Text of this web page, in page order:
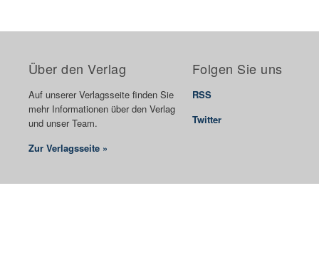
Über den Verlag
Auf unserer Verlagsseite finden Sie
mehr Informationen über den Verlag
und unser Team.
Zur Verlagsseite »
Folgen Sie uns
RSS
Twitter